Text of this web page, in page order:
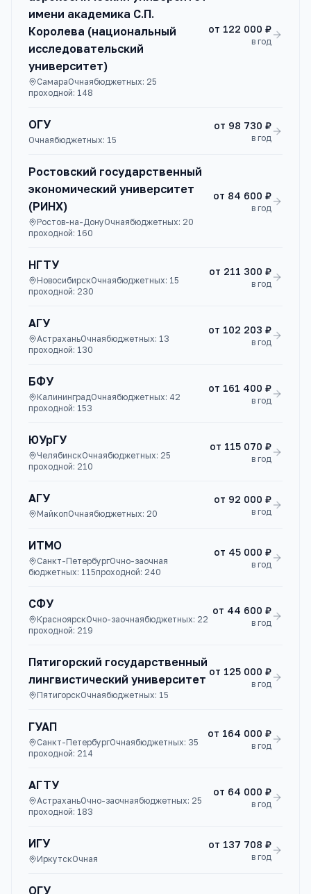
имени академика С.П.
Королева (национальный
исследовательский
университет)
СамараОчнаябюджетных: 25
проходной: 148
от 122 000 ₽
в год
ОГУ
Очнаябюджетных: 15
от 98 730 ₽
в год
Ростовский государственный
экономический университет
(РИНХ)
Ростов-на-ДонуОчнаябюджетных: 20
проходной: 160
от 84 600 ₽
в год
НГТУ
НовосибирскОчнаябюджетных: 15
проходной: 230
от 211 300 ₽
в год
АГУ
АстраханьОчнаябюджетных: 13
проходной: 130
от 102 203 ₽
в год
БФУ
КалининградОчнаябюджетных: 42
проходной: 153
от 161 400 ₽
в год
ЮУрГУ
ЧелябинскОчнаябюджетных: 25
проходной: 210
от 115 070 ₽
в год
АГУ
МайкопОчнаябюджетных: 20
от 92 000 ₽
в год
ИТМО
Санкт-ПетербургОчно-заочная
бюджетных: 115проходной: 240
от 45 000 ₽
в год
СФУ
КрасноярскОчно-заочнаябюджетных: 22
проходной: 219
от 44 600 ₽
в год
Пятигорский государственный
лингвистический университет
ПятигорскОчнаябюджетных: 15
от 125 000 ₽
в год
ГУАП
Санкт-ПетербургОчнаябюджетных: 35
проходной: 214
от 164 000 ₽
в год
АГТУ
АстраханьОчно-заочнаябюджетных: 25
проходной: 183
от 64 000 ₽
в год
ИГУ
ИркутскОчная
от 137 708 ₽
в год
ОГУ